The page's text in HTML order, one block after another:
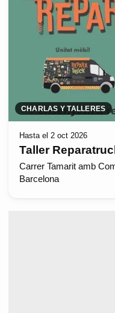
CHARLAS Y TALLERES
Hasta el 2 oct 2026
Taller
Carrer Tamarit amb
Barcelona